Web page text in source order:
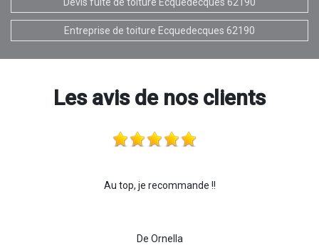
Entreprise de toiture Ecquedecques 62190
Les avis de nos clients
Au top, je recommande !!
De Ornella